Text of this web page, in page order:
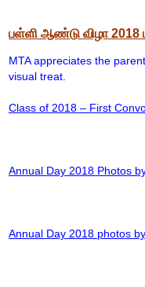
பள்ளி ஆண்டு விழா 2018
MTA appreciates the
visual treat.
Class of 2018 – First
Annual Day 2018 Photos
Annual Day 2018 photos